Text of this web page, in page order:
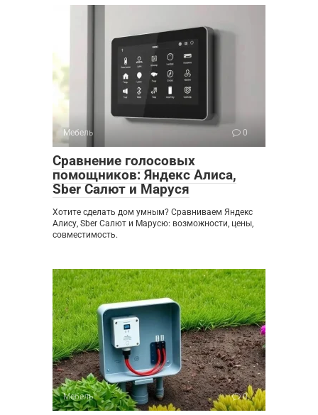
Мебель 0
Сравнение голосовых
помощников: Яндекс Алиса,
Sber Салют и Маруся
Хотите сделать дом умным? Сравниваем Яндекс
Алису, Sber Салют и Марусю: возможности, цены,
совместимость.
Мебель 0